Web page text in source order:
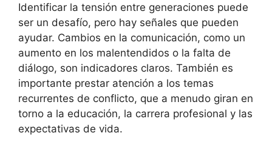
Identificar la tensión entre generaciones puede
ser un desafío, pero hay señales que pueden
ayudar. Cambios en la comunicación, como un
aumento en los malentendidos o la falta de
diálogo, son indicadores claros. También es
importante prestar atención a los temas
recurrentes de conflicto, que a menudo giran en
torno a la educación, la carrera profesional y las
expectativas de vida.